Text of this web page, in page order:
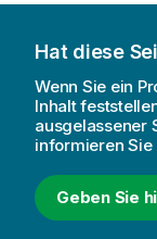
Hat diese
Wenn Sie ein
Inhalt
ausgelassener
informieren Sie
Geben Sie